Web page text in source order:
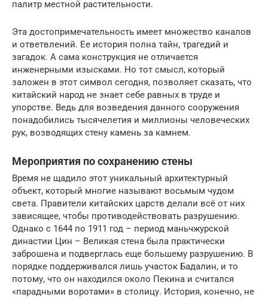
палитр местной растительности.
Эта достопримечательность имеет множество каналов
и ответвлений. Ее история полна тайн, трагедий и
загадок. А сама конструкция не отличается
инженерными изысками. Но тот смысл, который
заложен в этот символ сегодня, позволяет сказать, что
китайский народ не знает себе равных в труде и
упорстве. Ведь для возведения данного сооружения
понадобились тысячелетия и миллионы человеческих
рук, возводящих стену камень за камнем.
Мероприятия по сохранению стены
Время не щадило этот уникальный архитектурный
объект, который многие называют восьмым чудом
света. Правители китайских царств делали всё от них
зависящее, чтобы противодействовать разрушению.
Однако с 1644 по 1911 год – период маньчжурской
династии Цин – Великая стена была практически
заброшена и подверглась еще большему разрушению. В
порядке поддерживался лишь участок Бадалин, и то
потому, что он находился около Пекина и считался
«парадными воротами» в столицу. История, конечно, не